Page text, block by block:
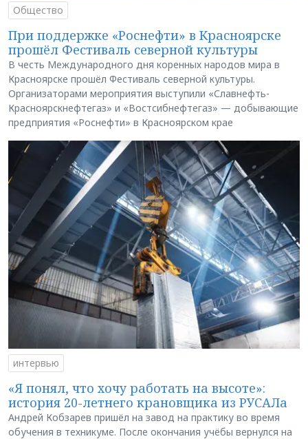
Общество
При поддержке «Роснефти» в Красноярске
прошёл Фестиваль северной культуры
В честь Международного дня коренных народов мира в
Красноярске прошёл Фестиваль северной культуры.
Организаторами мероприятия выступили «Славнефть-
Красноярскнефтегаз» и «Востсибнефтегаз» — добывающие
предприятия «Роснефти» в Красноярском крае
интервью
«Я понял, что хочу работать на высоте»:
история 20-летнего крановщика из РУСАЛа
Андрей Кобзарев пришёл на завод на практику во время
обучения в техникуме. После окончания учёбы вернулся на